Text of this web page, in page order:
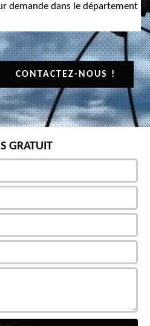
demande dans le département
CONTACTEZ-NOUS !
GRATUIT